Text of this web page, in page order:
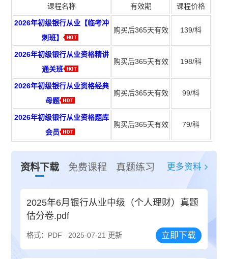
课程名称 有效期 课程价格
2026年初级银行从业【临考冲
刺班】
购买后365天有效 139/科
2026年初级银行从业资格精讲
通关班
购买后365天有效 198/科
2026年初级银行从业资格经典
母题
购买后365天有效 99/科
2026年初级银行从业资格题库
会员
购买后365天有效 79/科
资料下载 免费课程 真题练习 更多资料
2025年6月银行从业中级（个人理财）真题
估分卷.pdf
格式：PDF 2025-07-21 更新 立即下载